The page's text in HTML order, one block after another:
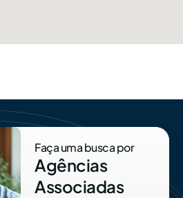
Faça uma busca por
Agências
Associadas